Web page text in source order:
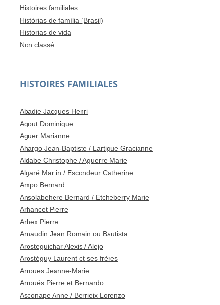
Histoires familiales
Histórias de família (Brasil)
Historias de vida
Non classé
HISTOIRES FAMILIALES
Abadie Jacques Henri
Agout Dominique
Aguer Marianne
Ahargo Jean-Baptiste / Lartigue Gracianne
Aldabe Christophe / Aguerre Marie
Algaré Martin / Escondeur Catherine
Ampo Bernard
Ansolabehere Bernard / Etcheberry Marie
Arhancet Pierre
Arhex Pierre
Arnaudin Jean Romain ou Bautista
Arosteguichar Alexis / Alejo
Arostéguy Laurent et ses frères
Arroues Jeanne-Marie
Arroués Pierre et Bernardo
Asconape Anne / Berrieix Lorenzo